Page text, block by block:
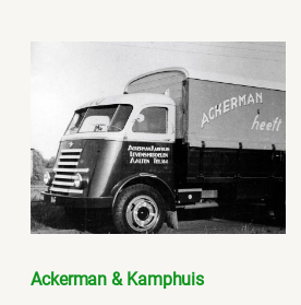
Ackerman & Kamphuis